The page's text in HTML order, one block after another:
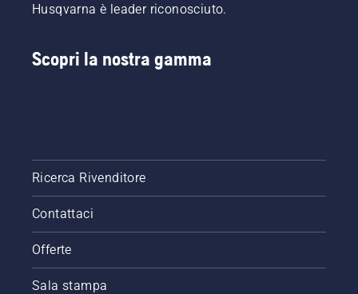
Husqvarna è leader riconosciuto.
Scopri la nostra gamma
Ricerca Rivenditore
Contattaci
Offerte
Sala stampa